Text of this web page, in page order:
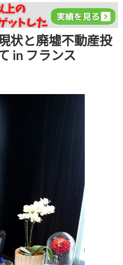
状と廃墟不動産投
in フランス